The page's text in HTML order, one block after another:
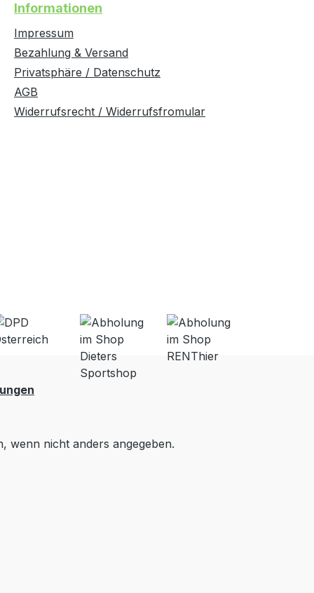
Informationen
Impressum
Bezahlung & Versand
Privatsphäre / Datenschutz
AGB
Widerrufsrecht / Widerrufsfromular
wenn nicht anders angegeben.